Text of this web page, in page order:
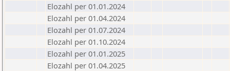
Elozahl per 01.01.2024
Elozahl per 01.04.2024
Elozahl per 01.07.2024
Elozahl per 01.10.2024
Elozahl per 01.01.2025
Elozahl per 01.04.2025